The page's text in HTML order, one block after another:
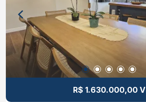
R$ 1.630.000,00 V